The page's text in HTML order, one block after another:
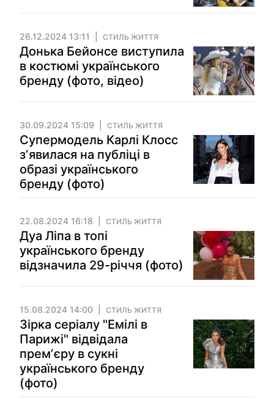
26.12.2024 13:11 СТИЛЬ ЖИТТЯ
Донька Бейонсе виступила
в костюмі українського
бренду (фото, відео)
30.09.2024 15:09 СТИЛЬ ЖИТТЯ
Супермодель Карлі Клосс
зʼявилася на публіці в
образі українського
бренду (фото)
22.08.2024 16:18 СТИЛЬ ЖИТТЯ
Дуа Ліпа в топі
українського бренду
відзначила 29-річчя (фото)
15.08.2024 14:00 СТИЛЬ ЖИТТЯ
Зірка серіалу "Емілі в
Парижі" відвідала
премʼєру в сукні
українського бренду
(фото)